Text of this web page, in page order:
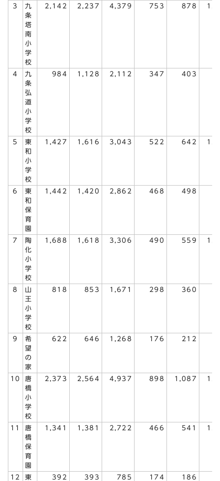
3
九
条
塔
南
小
学
校
2,142 2,237 4,379 753 878
4
九
条
弘
道
小
学
校
984 1,128 2,112 347 403
5
東
和
小
学
校
1,427 1,616 3,043 522 642
6
東
和
保
育
園
1,442 1,420 2,862 468 498
7
陶
化
小
学
校
1,688 1,618 3,306 490 559
8
山
王
小
学
校
818 853 1,671 298 360
9
希
望
の
家
622 646 1,268 176 212
10
唐
橋
小
学
校
2,373 2,564 4,937 898 1,087
11
唐
橋
保
育
園
1,341 1,381 2,722 466 541
12
東
392 393 785 174 186